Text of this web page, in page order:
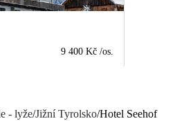
9 400 Kč /os.
- lyže/Jižní Tyrolsko/Hotel Seehof